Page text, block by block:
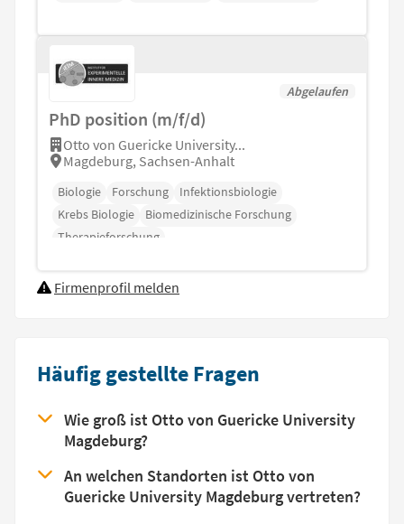
Abgelaufen
PhD position (m/f/d)
Otto von Guericke University...
Magdeburg, Sachsen-Anhalt
Biologie Forschung
Infektionsbiologie
Krebs Biologie
Biomedizinische Forschung
Therapieforschung
Firmenprofil melden
Häufig gestellte Fragen
Wie groß ist Otto von Guericke University
Magdeburg?
An welchen Standorten ist Otto von
Guericke University Magdeburg vertreten?